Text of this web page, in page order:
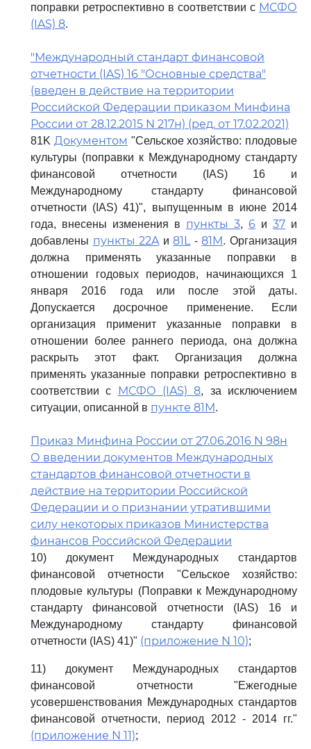
поправки ретроспективно в соответствии с МСФО
(IAS) 8.
"Международный стандарт финансовой
отчетности (IAS) 16 "Основные средства"
(введен в действие на территории
Российской Федерации приказом Минфина
России от 28.12.2015 N 217н) (ред. от 17.02.2021)
81K Документом "Сельское хозяйство: плодовые
культуры (поправки к Международному стандарту
финансовой отчетности (IAS) 16 и
Международному стандарту финансовой
отчетности (IAS) 41)", выпущенным в июне 2014
года, внесены изменения в пункты 3, 6 и 37 и
добавлены пункты 22A и81L -81M. Организация
должна применять указанные поправки в
отношении годовых периодов, начинающихся 1
января 2016 года или после этой даты.
Допускается досрочное применение. Если
организация применит указанные поправки в
отношении более раннего периода, она должна
раскрыть этот факт. Организация должна
применять указанные поправки ретроспективно в
соответствии с
МСФО (IAS) 8, за исключением
ситуации, описанной в пункте 81M.
Приказ Минфина России от 27.06.2016 N 98н
О введении документов Международных
стандартов финансовой отчетности в
действие на территории Российской
Федерации и о признании утратившими
силу некоторых приказов Министерства
финансов Российской Федерации
10) документ Международных стандартов
финансовой отчетности "Сельское хозяйство:
плодовые культуры (Поправки к Международному
стандарту финансовой отчетности (IAS) 16 и
Международному стандарту финансовой
отчетности (IAS) 41)" (приложение N 10);
11) документ Международных стандартов
финансовой отчетности "Ежегодные
усовершенствования Международных стандартов
финансовой отчетности, период 2012 - 2014 гг."
(приложение N 11);